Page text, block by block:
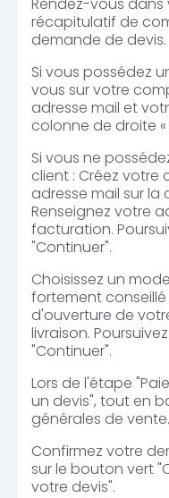
récapitulatif de
demande de devis.
Si vous possédez
vous sur votre
adresse mail et
colonne de droite «
Si vous ne
client : Créez votre
adresse mail sur
Renseignez votre
facturation.
"Continuer".
Choisissez un
fortement
d'ouverture de
livraison.
"Continuer".
Lors de l'étape
un devis", tout en
générales de vente.
Confirmez votre
sur le bouton vert
votre devis".